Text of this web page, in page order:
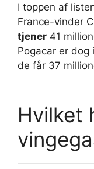
I toppen af
France-vinder
tjener 41
Pogacar er
de får 37
Hvilket